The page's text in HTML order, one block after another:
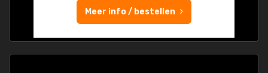
Meer info / bestellen